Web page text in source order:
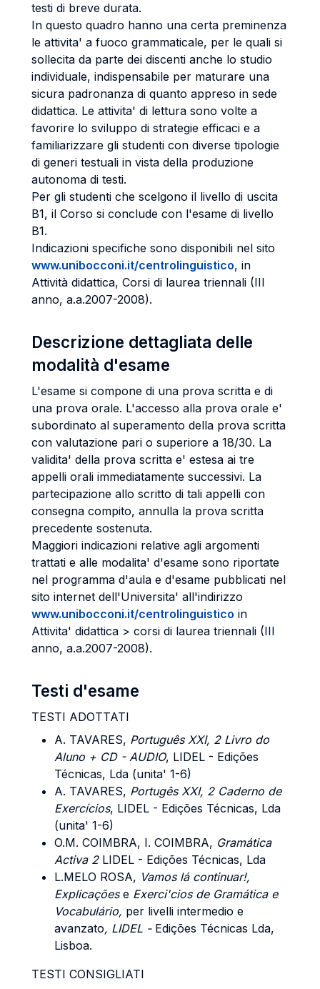
testi di breve durata.
In questo quadro hanno una certa preminenza
le attivita' a fuoco grammaticale, per le quali si
sollecita da parte dei discenti anche lo studio
individuale, indispensabile per maturare una
sicura padronanza di quanto appreso in sede
didattica. Le attivita' di lettura sono volte a
favorire lo sviluppo di strategie efficaci e a
familiarizzare gli studenti con diverse tipologie
di generi testuali in vista della produzione
autonoma di testi.
Per gli studenti che scelgono il livello di uscita
B1, il Corso si conclude con l'esame di livello
B1.
Indicazioni specifiche sono disponibili nel sito
www.unibocconi.it/centrolinguistico, in
Attività didattica, Corsi di laurea triennali (III
anno, a.a.2007-2008).
Descrizione dettagliata delle
modalità d'esame
L'esame si compone di una prova scritta e di
una prova orale. L'accesso alla prova orale e'
subordinato al superamento della prova scritta
con valutazione pari o superiore a 18/30. La
validita' della prova scritta e' estesa ai tre
appelli orali immediatamente successivi. La
partecipazione allo scritto di tali appelli con
consegna compito, annulla la prova scritta
precedente sostenuta.
Maggiori indicazioni relative agli argomenti
trattati e alle modalita' d'esame sono riportate
nel programma d'aula e d'esame pubblicati nel
sito internet dell'Universita' all'indirizzo
www.unibocconi.it/centrolinguistico in
Attivita' didattica > corsi di laurea triennali (III
anno, a.a.2007-2008).
Testi d'esame
TESTI ADOTTATI
A. TAVARES, Português XXI, 2 Livro do
Aluno + CD - AUDIO, LIDEL - Edições
Técnicas, Lda (unita' 1-6)
A. TAVARES, Portugês XXI, 2 Caderno de
Exercícios, LIDEL - Edições Técnicas, Lda
(unita' 1-6)
O.M. COIMBRA, I. COIMBRA, Gramática
Activa 2 LIDEL - Edições Técnicas, Lda
L.MELO ROSA, Vamos lá continuar!,
Explicaçõese Exerci'cios de Gramática e
Vocabulário, per livelli intermedio e
avanzato, LIDEL -Edições Técnicas Lda,
Lisboa.
TESTI CONSIGLIATI